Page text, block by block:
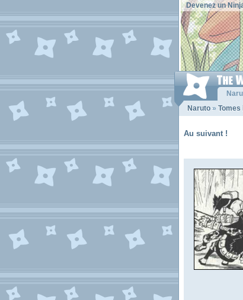
Devenez un
Naruto »Tomes
Au suivant !